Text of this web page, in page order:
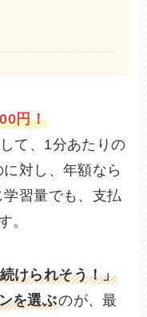
円！
て、1分あたりの
対し、年額なら
習量でも、支払
。
けられそう！」
を選ぶのが、最